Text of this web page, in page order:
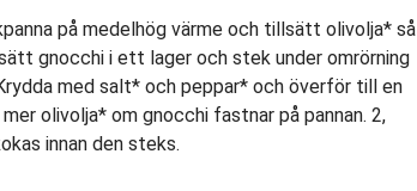
på medelhög värme och tillsätt olivolja* så
gnocchi i ett lager och stek under omrörning
med salt* och peppar* och överför till en
olivolja* om gnocchi fastnar på pannan. 2,
innan den steks.